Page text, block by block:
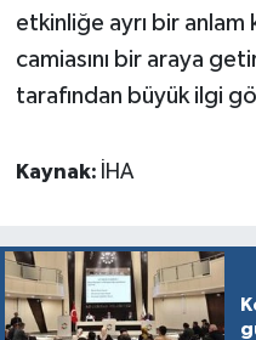
etkinliğe ayrı bir
camiasını bir araya
tarafından büyük ilgi
Kaynak: İHA